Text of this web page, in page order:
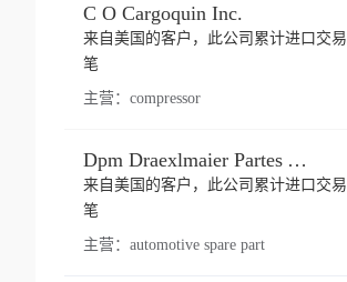
C O Cargoquin Inc.
来自美国的客户，此公司累计进口交易
笔
主营： compressor
Dpm Draexlmaier Partes Automotrices Corr Ind Huejotzingo
来自美国的客户，此公司累计进口交易
笔
主营： automotive spare part